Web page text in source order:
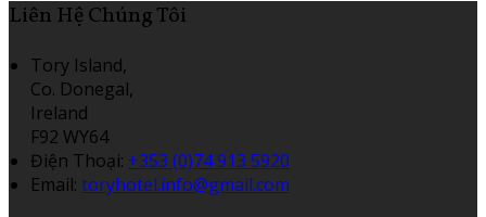
Liên Hệ Chúng Tôi
Tory Island,
Co. Donegal,
Ireland
F92 WY64
Điện Thoại: +353 (0)74 913 5920
Email: toryhotel.info@gmail.com